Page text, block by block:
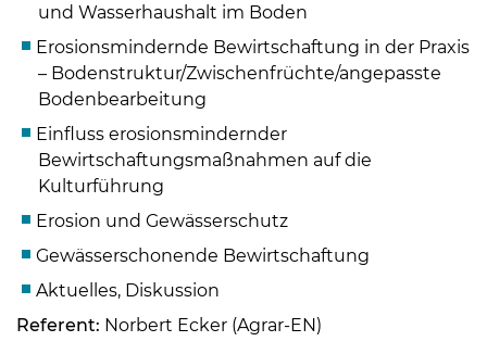
Skip to main content
und Wasserhaushalt im Boden
Erosionsmindernde Bewirtschaftung in der Praxis
– Bodenstruktur/Zwischenfrüchte/angepasste
Bodenbearbeitung
Einfluss erosionsmindernder
Bewirtschaftungsmaßnahmen auf die
Kulturführung
Erosion und Gewässerschutz
Gewässerschonende Bewirtschaftung
Aktuelles, Diskussion
Referent: Norbert Ecker (Agrar-EN)